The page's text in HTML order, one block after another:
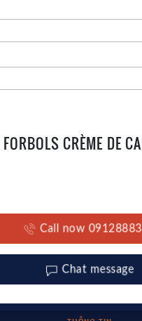
CRÈME DE
Call now
Chat message